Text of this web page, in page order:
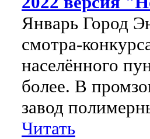
Январь Город
смотра-
населённого
более. В
завод
Читать